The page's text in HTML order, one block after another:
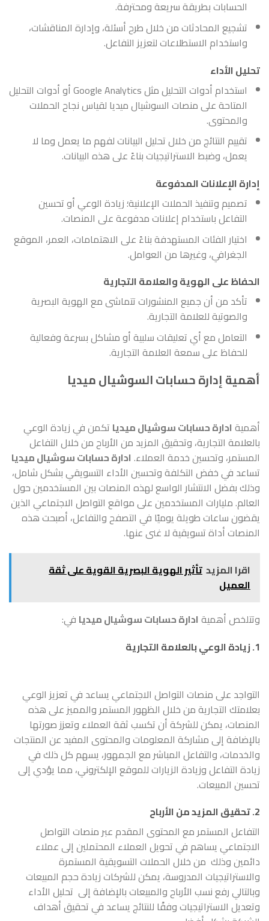
الحسابات بطريقة سريعة ومحترفة.
تشجيع المحادثات من خلال طرح أسئلة، وإدارة المناقشات،
واستخدام الاستطلاعات لتعزيز التفاعل.
تحليل الأداء
استخدام أدوات التحليل مثل Google Analytics أو أدوات التحليل
المتاحة على منصات السوشيال ميديا لقياس نجاح الحملات
والمحتوى.
تقييم النتائج من خلال تحليل البيانات لفهم ما يعمل وما لا
يعمل، وضبط الاستراتيجيات بناءً على هذه البيانات.
إدارة الإعلانات المدفوعة
تصميم وتنفيذ الحملات الإعلانية؛ زيادة الوعي أو تحسين
التفاعل باستخدام إعلانات مدفوعة على المنصات.
اختيار الفئات المستهدفة بناءً على الاهتمامات، العمر، الموقع
الجغرافي، وغيرها من العوامل.
الحفاظ على الهوية والعلامة التجارية
تأكد من أن جميع المنشورات تتماشى مع الهوية البصرية
والصوتية للعلامة التجارية.
التعامل مع أي تعليقات سلبية أو مشاكل بسرعة وفعالية
للحفاظ على سمعة العلامة التجارية.
أهمية إدارة حسابات السوشيال ميديا
أهمية ادارة حسابات سوشيال ميديا تكمن في زيادة الوعي
بالعلامة التجارية، وتحقيق المزيد من الأرباح من خلال التفاعل
المستمر، وتحسين خدمة العملاء. ادارة حسابات سوشيال ميديا
تساعد في خفض التكلفة وتحسين الأداء التسويقي بشكل شامل،
وذلك بفضل الانتشار الواسع لهذه المنصات بين المستخدمين حول
العالم. مليارات المستخدمين على مواقع التواصل الاجتماعي الذين
يقضون ساعات طويلة يوميًا في التصفح والتفاعل، أصبحت هذه
المنصات أداة تسويقية لا غنى عنها.
اقرا المزيد تأثير الهوية البصرية القوية على ثقة
العميل
وتتلخص أهمية ادارة حسابات سوشيال ميديا في:
1. زيادة الوعي بالعلامة التجارية
التواجد على منصات التواصل الاجتماعي يساعد في تعزيز الوعي
بعلامتك التجارية من خلال الظهور المستمر والمميز على هذه
المنصات، يمكن للشركة أن تكسب ثقة العملاء وتعزز صورتها
بالإضافة إلى مشاركة المعلومات والمحتوى المفيد عن المنتجات
والخدمات، والتفاعل المباشر مع الجمهور، يسهم كل ذلك في
زيادة التفاعل وزيادة الزيارات للموقع الإلكتروني، مما يؤدي إلى
تحسين المبيعات.
2. تحقيق المزيد من الأرباح
التفاعل المستمر مع المحتوى المقدم عبر منصات التواصل
الاجتماعي يساهم في تحويل العملاء المحتملين إلى عملاء
دائمين وذلك من خلال الحملات التسويقية المستمرة
والاستراتيجيات المدروسة، يمكن للشركات زيادة حجم المبيعات
وبالتالي رفع نسب الأرباح والمبيعات بالإضافة إلى تحليل الأداء
وتعديل الاستراتيجيات وفقًا للنتائج يساعد في تحقيق أهداف